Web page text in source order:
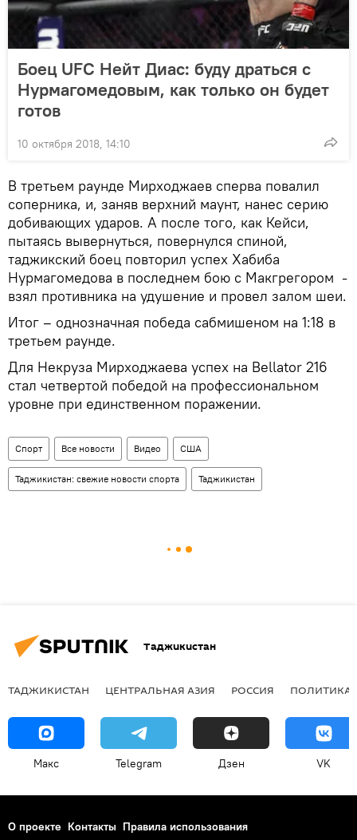
Боец UFC Нейт Диас: буду драться с
Нурмагомедовым, как только он будет
готов
10 октября 2018, 14:10
В третьем раунде Мирходжаев сперва повалил
соперника, и, заняв верхний маунт, нанес серию
добивающих ударов. А после того, как Кейси,
пытаясь вывернуться, повернулся спиной,
таджикский боец повторил успех Хабиба
Нурмагомедова в последнем бою с Макгрегором -
взял противника на удушение и провел залом шеи.
Итог – однозначная победа сабмишеном на 1:18 в
третьем раунде.
Для Некруза Мирходжаева успех на Bellator 216
стал четвертой победой на профессиональном
уровне при единственном поражении.
Спорт Все новости Видео США
Таджикистан: свежие новости спорта Таджикистан
Таджикистан
ТАДЖИКИСТАН ЦЕНТРАЛЬНАЯ АЗИЯ РОССИЯ ПОЛИТИКА
Макс Telegram Дзен VK
О проекте Контакты Правила использования